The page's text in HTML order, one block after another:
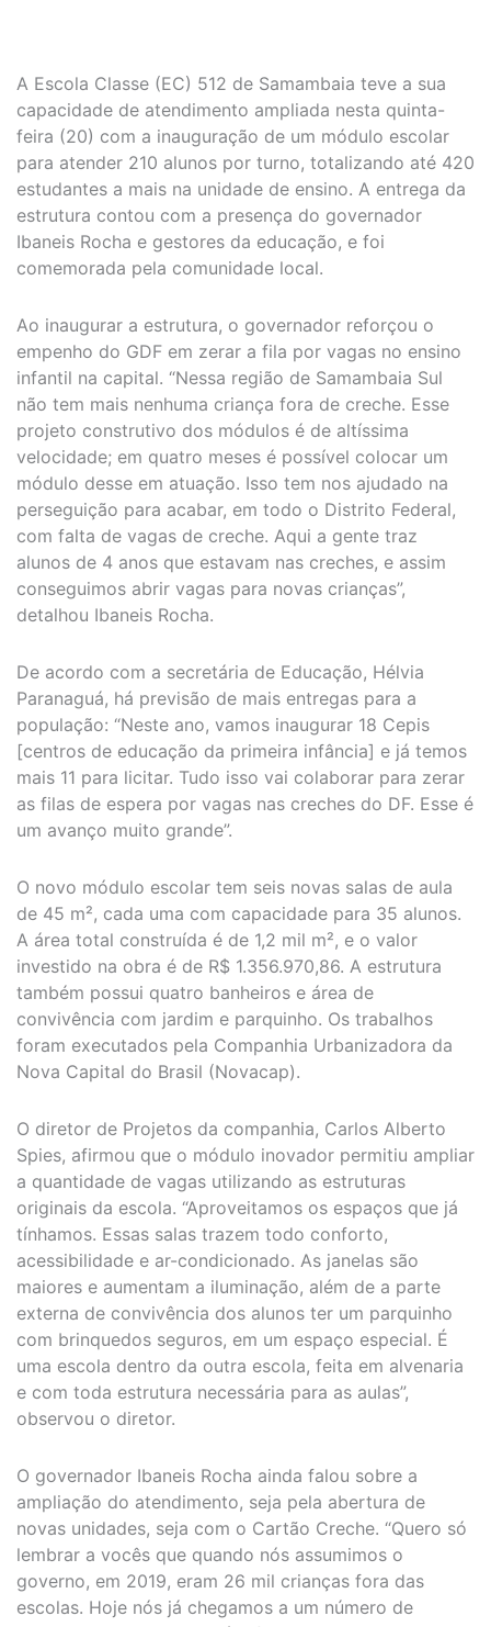
A Escola Classe (EC) 512 de Samambaia teve a sua
capacidade de atendimento ampliada nesta quinta-
feira (20) com a inauguração de um módulo escolar
para atender 210 alunos por turno, totalizando até 420
estudantes a mais na unidade de ensino. A entrega da
estrutura contou com a presença do governador
Ibaneis Rocha e gestores da educação, e foi
comemorada pela comunidade local.
Ao inaugurar a estrutura, o governador reforçou o
empenho do GDF em zerar a fila por vagas no ensino
infantil na capital. “Nessa região de Samambaia Sul
não tem mais nenhuma criança fora de creche. Esse
projeto construtivo dos módulos é de altíssima
velocidade; em quatro meses é possível colocar um
módulo desse em atuação. Isso tem nos ajudado na
perseguição para acabar, em todo o Distrito Federal,
com falta de vagas de creche. Aqui a gente traz
alunos de 4 anos que estavam nas creches, e assim
conseguimos abrir vagas para novas crianças”,
detalhou Ibaneis Rocha.
De acordo com a secretária de Educação, Hélvia
Paranaguá, há previsão de mais entregas para a
população: “Neste ano, vamos inaugurar 18 Cepis
[centros de educação da primeira infância] e já temos
mais 11 para licitar. Tudo isso vai colaborar para zerar
as filas de espera por vagas nas creches do DF. Esse é
um avanço muito grande”.
O novo módulo escolar tem seis novas salas de aula
de 45 m², cada uma com capacidade para 35 alunos.
A área total construída é de 1,2 mil m², e o valor
investido na obra é de R$ 1.356.970,86. A estrutura
também possui quatro banheiros e área de
convivência com jardim e parquinho. Os trabalhos
foram executados pela Companhia Urbanizadora da
Nova Capital do Brasil (Novacap).
O diretor de Projetos da companhia, Carlos Alberto
Spies, afirmou que o módulo inovador permitiu ampliar
a quantidade de vagas utilizando as estruturas
originais da escola. “Aproveitamos os espaços que já
tínhamos. Essas salas trazem todo conforto,
acessibilidade e ar-condicionado. As janelas são
maiores e aumentam a iluminação, além de a parte
externa de convivência dos alunos ter um parquinho
com brinquedos seguros, em um espaço especial. É
uma escola dentro da outra escola, feita em alvenaria
e com toda estrutura necessária para as aulas”,
observou o diretor.
O governador Ibaneis Rocha ainda falou sobre a
ampliação do atendimento, seja pela abertura de
novas unidades, seja com o Cartão Creche. “Quero só
lembrar a vocês que quando nós assumimos o
governo, em 2019, eram 26 mil crianças fora das
escolas. Hoje nós já chegamos a um número de